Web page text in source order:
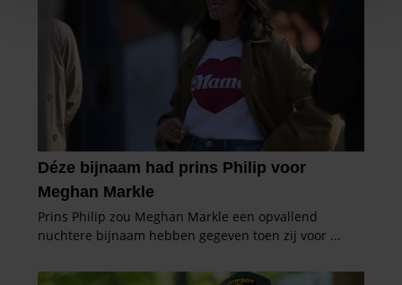
personaliseren, om functies voor social media te bieden
en om ons websiteverkeer te analyseren. Ook delen we
informatie over uw gebruik van onze site met onze
partners voor social media, adverteren en analyse. Deze
partners kunnen deze gegevens combineren met andere
informatie die u aan ze heeft verstrekt of die ze hebben
verzameld op basis van uw gebruik van hun services. U
gaat akkoord met onze cookies als u onze website blijft
gebruiken.